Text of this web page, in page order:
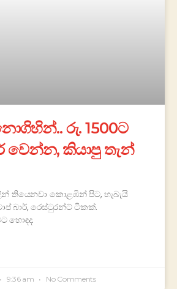
රු. 1500ට
වෙන්න, කියාපු තැන්
තියෙනවා කොළඹින් පිට, හැබැයි
බාර්, රෙස්ටුරන්ට් ටිකක්.
හොඳද.
9:36 am No Comments